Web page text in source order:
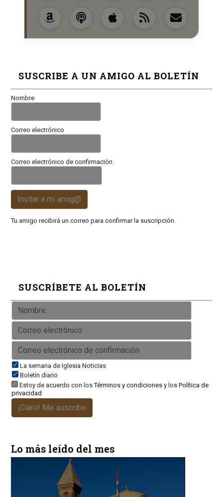
SUSCRIBE A UN AMIGO AL BOLETÍN
Nombre
Correo electrónico
Correo electrónico de confirmación
Invitar a mi amig@
Tu amigo recibirá un correo para confirmar la suscripción.
SUSCRÍBETE AL BOLETÍN
La semana de Iglesia Noticias
Boletín diario
Estoy de acuerdo con losTérminos y condicionesy los Política de
privacidad
¡Claro! Me suscribo
Lo más leído del mes